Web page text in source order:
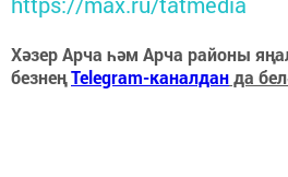
Хәзер Арча һәм Арча районы
безнеңTelegram-каналданда